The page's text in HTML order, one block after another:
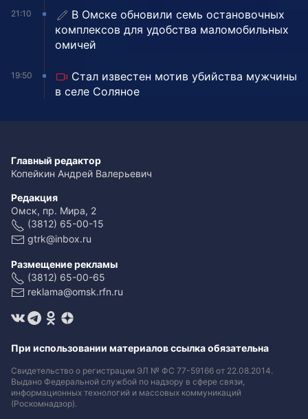
21:10
В Омске обновили семь остановочных
комплексов для удобства маломобильных
омичей
19:50
Стал известен мотив убийства мужчины
в селе Соляное
Главный редактор
Копейкин Андрей Валерьевич
Редакция
Омск, пр. Мира, 2
(3812) 65-00-15
gtrk@inbox.ru
Размещение рекламы
(3812) 65-00-65
reklama@omsk.rfn.ru
При использовании материалов ссылка обязательна
Свидетельство о регистрации ЭЛ № ФС 77-59166 от 22.08.2014.
Выдано Федеральной службой по надзору в сфере связи,
информационных технологий и массовых коммуникаций
(Роскомнадзор).